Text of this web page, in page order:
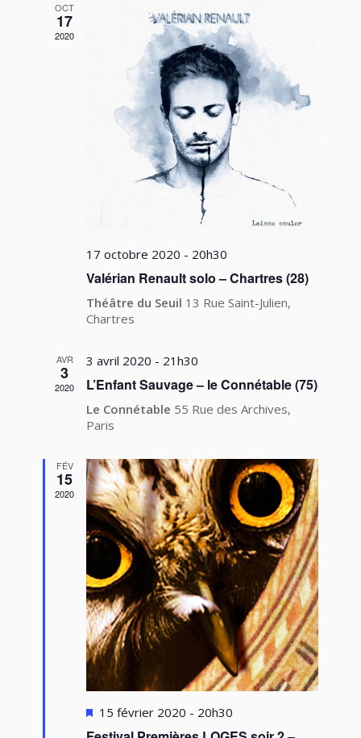
OCT
17
2020
17 octobre 2020 - 20h30
Valérian Renault solo – Chartres (28)
Théâtre du Seuil 13 Rue Saint-Julien,
Chartres
AVR
3
2020
3 avril 2020 - 21h30
L’Enfant Sauvage – le Connétable (75)
Le Connétable 55 Rue des Archives,
Paris
FÉV
15
2020
Mis
15 février 2020 - 20h30